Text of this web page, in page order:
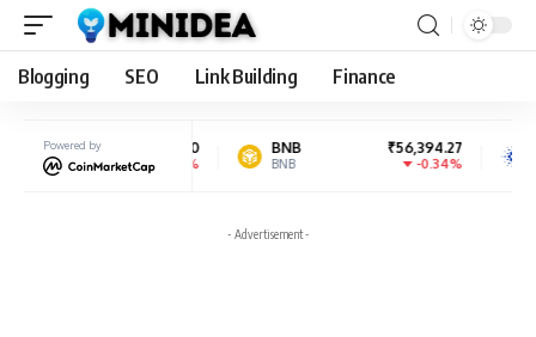
Blogging SEO Link Building Finance
Powered by
₹181,337.90
-0.28%
BNB ₹56,394.27
BNB
Cardano
ADA
- Advertisement -